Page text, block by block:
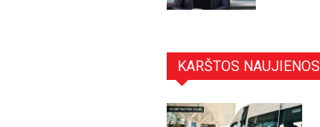
KARŠTOS NAUJIENOS